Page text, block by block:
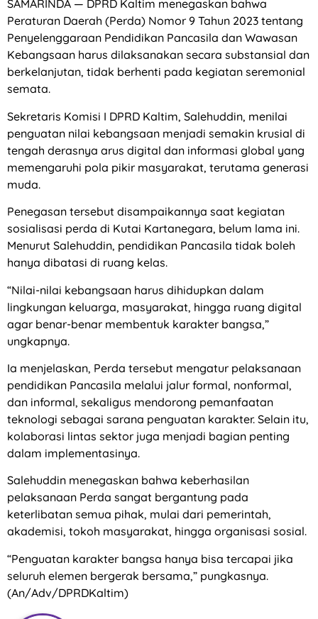
SAMARINDA — DPRD Kaltim menegaskan bahwa
Peraturan Daerah (Perda) Nomor 9 Tahun 2023 tentang
Penyelenggaraan Pendidikan Pancasila dan Wawasan
Kebangsaan harus dilaksanakan secara substansial dan
berkelanjutan, tidak berhenti pada kegiatan seremonial
semata.
Sekretaris Komisi I DPRD Kaltim, Salehuddin, menilai
penguatan nilai kebangsaan menjadi semakin krusial di
tengah derasnya arus digital dan informasi global yang
memengaruhi pola pikir masyarakat, terutama generasi
muda.
Penegasan tersebut disampaikannya saat kegiatan
sosialisasi perda di Kutai Kartanegara, belum lama ini.
Menurut Salehuddin, pendidikan Pancasila tidak boleh
hanya dibatasi di ruang kelas.
“Nilai-nilai kebangsaan harus dihidupkan dalam
lingkungan keluarga, masyarakat, hingga ruang digital
agar benar-benar membentuk karakter bangsa,”
ungkapnya.
Ia menjelaskan, Perda tersebut mengatur pelaksanaan
pendidikan Pancasila melalui jalur formal, nonformal,
dan informal, sekaligus mendorong pemanfaatan
teknologi sebagai sarana penguatan karakter. Selain itu,
kolaborasi lintas sektor juga menjadi bagian penting
dalam implementasinya.
Salehuddin menegaskan bahwa keberhasilan
pelaksanaan Perda sangat bergantung pada
keterlibatan semua pihak, mulai dari pemerintah,
akademisi, tokoh masyarakat, hingga organisasi sosial.
“Penguatan karakter bangsa hanya bisa tercapai jika
seluruh elemen bergerak bersama,” pungkasnya.
(An/Adv/DPRDKaltim)